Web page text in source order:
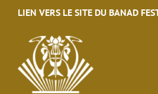
LIEN VERS LE SITE DU BANAD